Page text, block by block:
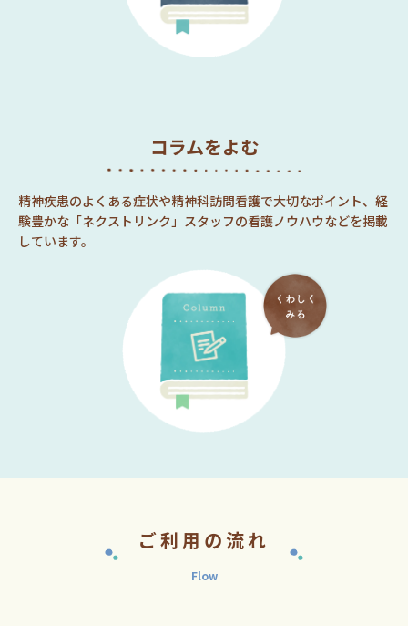
コラムをよむ
精神疾患のよくある症状や精神科訪問看護で大切なポイント、経
験豊かな「ネクストリンク」スタッフの看護ノウハウなどを掲載
しています。
ご利用の流れ
Flow